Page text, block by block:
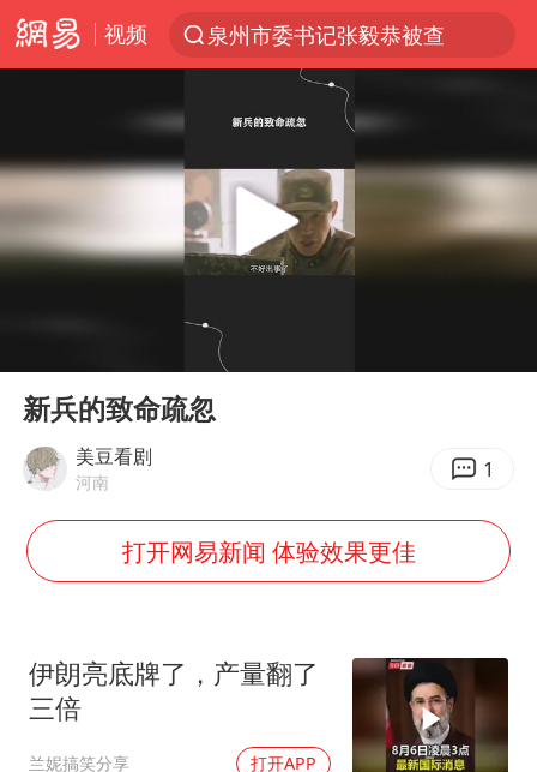
视频
泉州市委书记张毅恭被查
全球首个长时储能一体化产业园量产
秋天的第一杯奶茶到底有多火
百花奖开幕式
美股存储板块集体大跌
Play
新兵的致命疏忽
美豆看剧
河南 1
打开网易新闻 体验效果更佳
伊朗亮底牌了，产量翻了
三倍
兰妮搞笑分享 打开APP